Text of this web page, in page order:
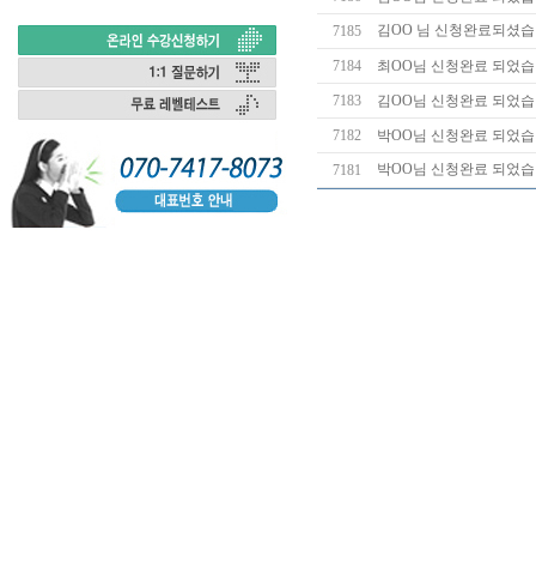
7185 김OO 님 신청완료되셨
7184 최OO님 신청완료 되었
7183 김OO님 신청완료 되었
7182 박OO님 신청완료 되었
7181 박OO님 신청완료 되었